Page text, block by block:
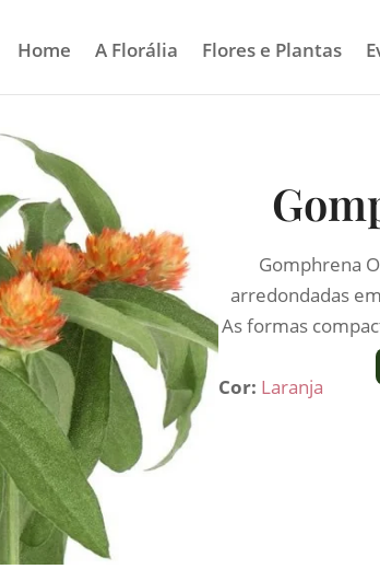
Home A Florália Flores e Plantas
Gomphrena
arredondadas
As formas
Cor: Laranja